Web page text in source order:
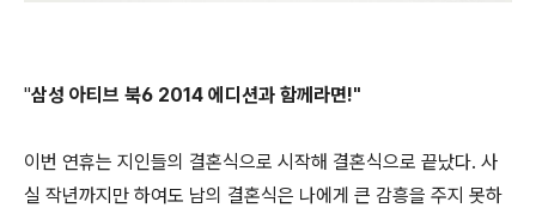
"삼성 아티브 북6 2014 에디션과 함께라면!"
이번 연휴는 지인들의 결혼식으로 시작해 결혼식으로 끝났다. 사
실 작년까지만 하여도 남의 결혼식은 나에게 큰 감흥을 주지 못하